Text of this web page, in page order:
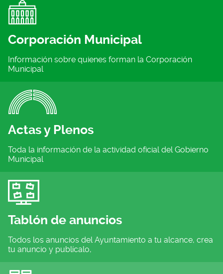
Corporación Municipal
Información sobre quienes forman la Corporación
Municipal
Actas y Plenos
Toda la información de la actividad oficial del Gobierno
Municipal
Tablón de anuncios
Todos los anuncios del Ayuntamiento a tu alcance, crea
tu anuncio y publícalo,